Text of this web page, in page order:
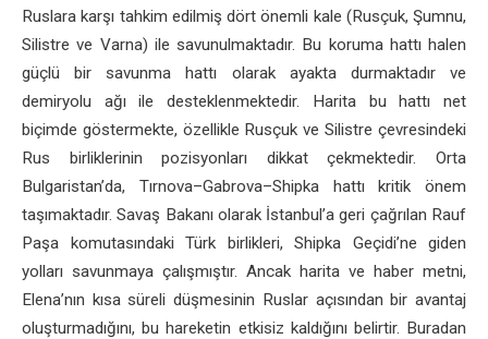
Ruslara karşı tahkim edilmiş dört önemli kale (Rusçuk, Şumnu,
Silistre ve Varna) ile savunulmaktadır. Bu koruma hattı halen
güçlü bir savunma hattı olarak ayakta durmaktadır ve
demiryolu ağı ile desteklenmektedir. Harita bu hattı net
biçimde göstermekte, özellikle Rusçuk ve Silistre çevresindeki
Rus birliklerinin pozisyonları dikkat çekmektedir. Orta
Bulgaristan’da, Tırnova–Gabrova–Shipka hattı kritik önem
taşımaktadır. Savaş Bakanı olarak İstanbul’a geri çağrılan Rauf
Paşa komutasındaki Türk birlikleri, Shipka Geçidi’ne giden
yolları savunmaya çalışmıştır. Ancak harita ve haber metni,
Elena’nın kısa süreli düşmesinin Ruslar açısından bir avantaj
oluşturmadığını, bu hareketin etkisiz kaldığını belirtir. Buradan